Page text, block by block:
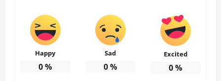
Happy
0%
Sad
0%
Excited
0%